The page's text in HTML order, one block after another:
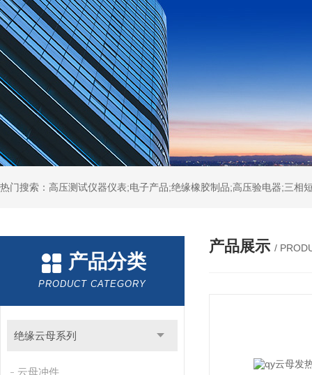
热门搜索：高压测试仪器仪表;电子产品;绝缘橡胶制品;高压验电器;三
产品分类
PRODUCT CATEGORY
绝缘云母系列
云母冲件
产品展示 /